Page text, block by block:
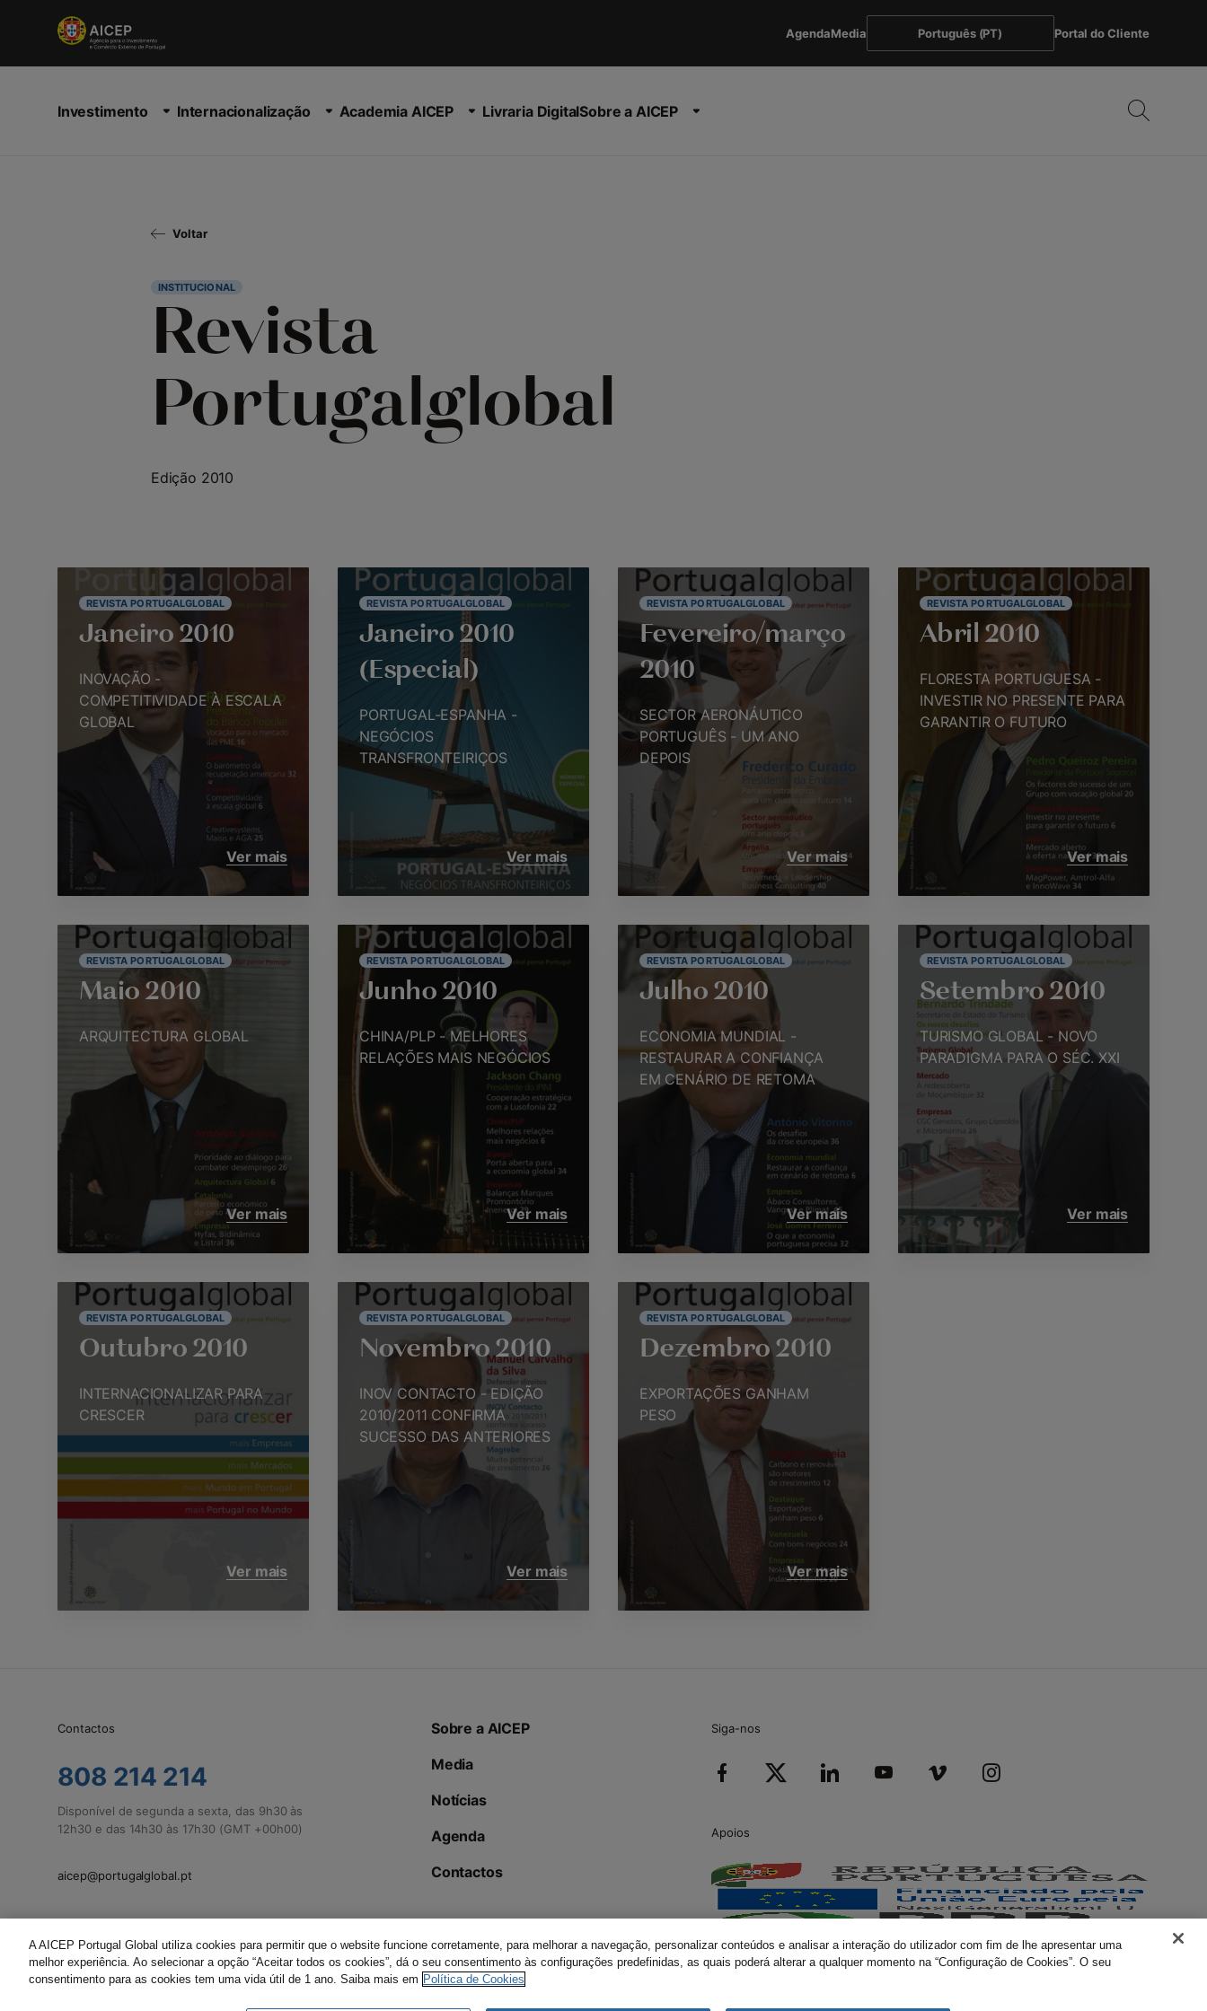
AgendaMedia Português (PT) Portal do Cliente
Investimento Internacionalização Academia AICEP Livraria DigitalSobre a AICEP
Voltar
INSTITUCIONAL
Revista
Portugalglobal
Edição 2010
REVISTA PORTUGALGLOBAL
Janeiro 2010
INOVAÇÃO -
COMPETITIVIDADE À ESCALA
GLOBAL
Ver mais
REVISTA PORTUGALGLOBAL
Janeiro 2010
(Especial)
PORTUGAL-ESPANHA -
NEGÓCIOS
TRANSFRONTEIRIÇOS
Ver mais
REVISTA PORTUGALGLOBAL
Fevereiro/março
2010
SECTOR AERONÁUTICO
PORTUGUÊS - UM ANO
DEPOIS
Ver mais
REVISTA PORTUGALGLOBAL
Abril 2010
FLORESTA PORTUGUESA -
INVESTIR NO PRESENTE PARA
GARANTIR O FUTURO
Ver mais
REVISTA PORTUGALGLOBAL
Maio 2010
ARQUITECTURA GLOBAL
Ver mais
REVISTA PORTUGALGLOBAL
Junho 2010
CHINA/PLP - MELHORES
RELAÇÕES MAIS NEGÓCIOS
Ver mais
REVISTA PORTUGALGLOBAL
Julho 2010
ECONOMIA MUNDIAL -
RESTAURAR A CONFIANÇA
EM CENÁRIO DE RETOMA
Ver mais
REVISTA PORTUGALGLOBAL
Setembro 2010
TURISMO GLOBAL - NOVO
PARADIGMA PARA O SÉC. XXI
Ver mais
REVISTA PORTUGALGLOBAL
Outubro 2010
INTERNACIONALIZAR PARA
CRESCER
Ver mais
REVISTA PORTUGALGLOBAL
Novembro 2010
INOV CONTACTO - EDIÇÃO
2010/2011 CONFIRMA
SUCESSO DAS ANTERIORES
Ver mais
REVISTA PORTUGALGLOBAL
Dezembro 2010
EXPORTAÇÕES GANHAM
PESO
Ver mais
Contactos
808 214 214
Disponível de segunda a sexta, das 9h30 às
12h30 e das 14h30 às 17h30 (GMT +00h00)
aicep@portugalglobal.pt
Sobre a AICEP
Media
Notícias
Agenda
Contactos
Siga-nos
Apoios
A AICEP Portugal Global utiliza cookies para permitir que o website funcione corretamente, para melhorar a navegação, personalizar conteúdos e analisar a interação do utilizador com fim de lhe apresentar uma
melhor experiência. Ao selecionar a opção “Aceitar todos os cookies”, dá o seu consentimento às configurações predefinidas, as quais poderá alterar a qualquer momento na “Configuração de Cookies”. O seu
consentimento para as cookies tem uma vida útil de 1 ano. Saiba mais em Política de Cookies